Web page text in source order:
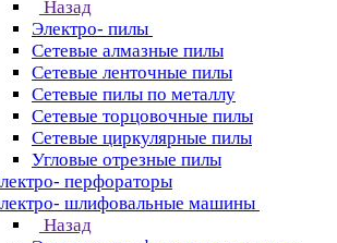
Назад
Электро- пилы
Сетевые алмазные пилы
Сетевые ленточные пилы
Сетевые пилы по металлу
Сетевые торцовочные пилы
Сетевые циркулярные пилы
Угловые отрезные пилы
перфораторы
шлифовальные машины
Назад